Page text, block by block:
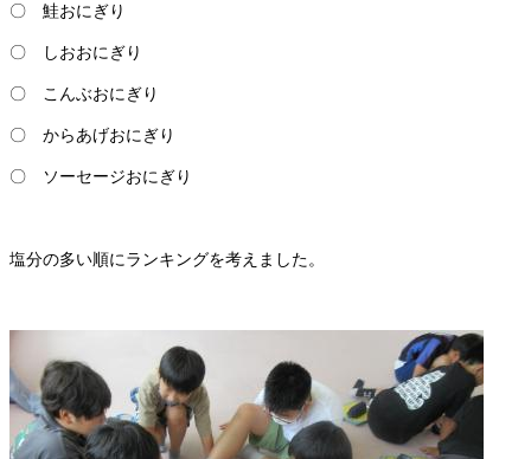
〇 鮭おにぎり
〇 しおおにぎり
〇 こんぶおにぎり
〇 からあげおにぎり
〇 ソーセージおにぎり
塩分の多い順にランキングを考えました。